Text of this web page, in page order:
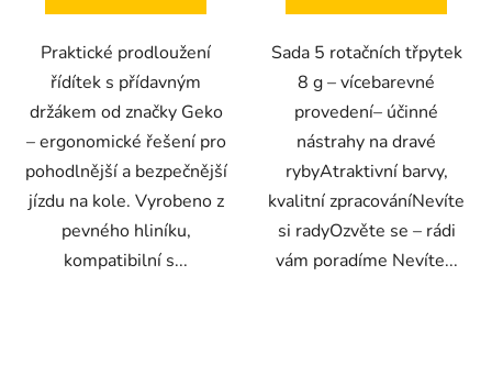
Praktické prodloužení
řídítek s přídavným
držákem od značky Geko
– ergonomické řešení pro
pohodlnější a bezpečnější
jízdu na kole. Vyrobeno z
pevného hliníku,
kompatibilní s...
Sada 5 rotačních třpytek
8 g – vícebarevné
provedení– účinné
nástrahy na dravé
rybyAtraktivní barvy,
kvalitní zpracováníNevíte
si radyOzvěte se – rádi
vám poradíme Nevíte...